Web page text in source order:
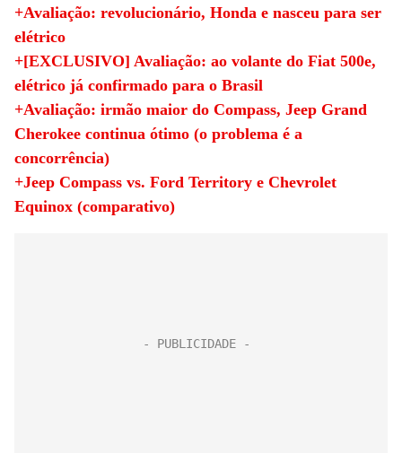
+Avaliação: revolucionário, Honda e nasceu para ser
elétrico
+[EXCLUSIVO] Avaliação: ao volante do Fiat 500e,
elétrico já confirmado para o Brasil
+Avaliação: irmão maior do Compass, Jeep Grand
Cherokee continua ótimo (o problema é a
concorrência)
+Jeep Compass vs. Ford Territory e Chevrolet
Equinox (comparativo)